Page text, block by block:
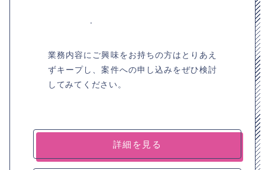
業務内容にご興味をお持ちの方はとりあえ
ずキープし、案件への申し込みをぜひ検討
してみてください。
詳細を見る